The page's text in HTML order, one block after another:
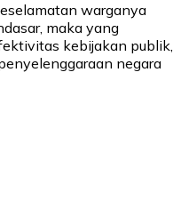
warganya
maka yang
kebijakan publik,
negara